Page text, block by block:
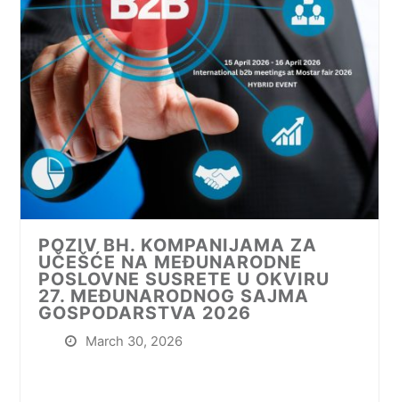
POZIV BH. KOMPANIJAMA ZA
UČEŠĆE NA MEĐUNARODNE
POSLOVNE SUSRETE U OKVIRU
27. MEĐUNARODNOG SAJMA
GOSPODARSTVA 2026
March 30, 2026